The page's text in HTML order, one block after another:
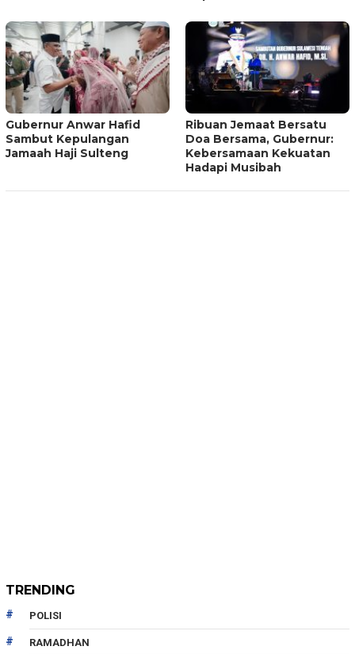
Gubernur Anwar Hafid
Sambut Kepulangan
Jamaah Haji Sulteng
Ribuan Jemaat Bersatu
Doa Bersama, Gubernur:
Kebersamaan Kekuatan
Hadapi Musibah
TRENDING
POLISI
RAMADHAN